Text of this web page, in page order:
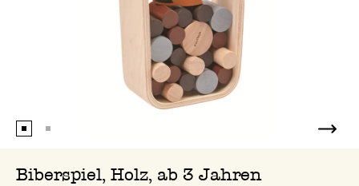
Biberspiel, Holz, ab 3 Jahren